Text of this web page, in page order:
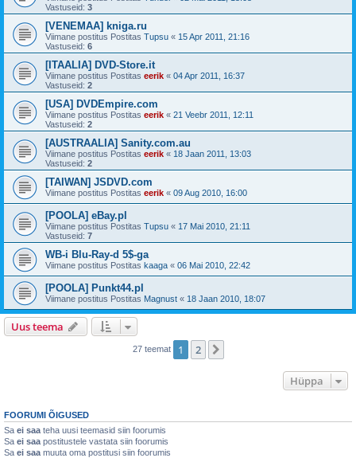
Vastuseid: 3
[VENEMAA] kniga.ru
Viimane postitus Postitas Tupsu « 15 Apr 2011, 21:16
Vastuseid: 6
[ITAALIA] DVD-Store.it
Viimane postitus Postitas eerik « 04 Apr 2011, 16:37
Vastuseid: 2
[USA] DVDEmpire.com
Viimane postitus Postitas eerik « 21 Veebr 2011, 12:11
Vastuseid: 2
[AUSTRAALIA] Sanity.com.au
Viimane postitus Postitas eerik « 18 Jaan 2011, 13:03
Vastuseid: 2
[TAIWAN] JSDVD.com
Viimane postitus Postitas eerik « 09 Aug 2010, 16:00
[POOLA] eBay.pl
Viimane postitus Postitas Tupsu « 17 Mai 2010, 21:11
Vastuseid: 7
WB-i Blu-Ray-d 5$-ga
Viimane postitus Postitas kaaga « 06 Mai 2010, 22:42
[POOLA] Punkt44.pl
Viimane postitus Postitas Magnust « 18 Jaan 2010, 18:07
Uus teema
27 teemat 1 2
Hüppa
FOORUMI ÕIGUSED
Sa ei saa teha uusi teemasid siin foorumis
Sa ei saa postitustele vastata siin foorumis
Sa ei saa muuta oma postitusi siin foorumis